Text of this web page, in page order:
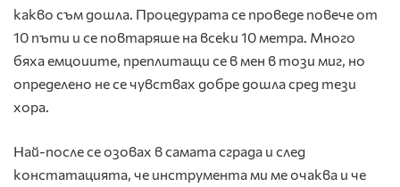
какво съм дошла. Процедурата се проведе повече от
10 пъти и се повтаряше на всеки 10 метра. Много
бяха емцоиите, преплитащи се в мен в този миг, но
определено не се чувствах добре дошла сред тези
хора.
Най-после се озовах в самата сграда и след
констатацията, че инструмента ми ме очаква и че